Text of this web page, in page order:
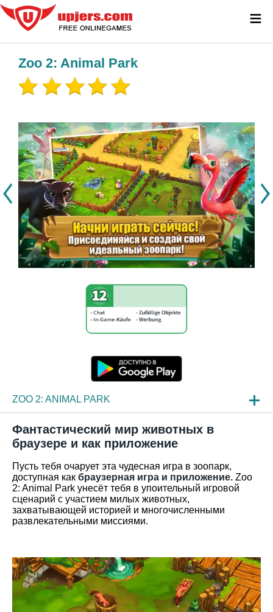
Zoo 2: Animal Park
ZOO 2: ANIMAL PARK
НОВОСТИ
ОБЗОР ИГРЫ
ЧАСТО ЗАДАВАЕМЫЕ ВОПРОСЫ
Фантастический мир животных в
браузере и как приложение
Пусть тебя очарует эта чудесная игра в зоопарк,
доступная как браузерная игра и приложение. Zoo
2: Animal Park унесёт тебя в упоительный игровой
сценарий с участием милых животных,
захватывающей историей и многочисленными
развлекательными миссиями.
≡